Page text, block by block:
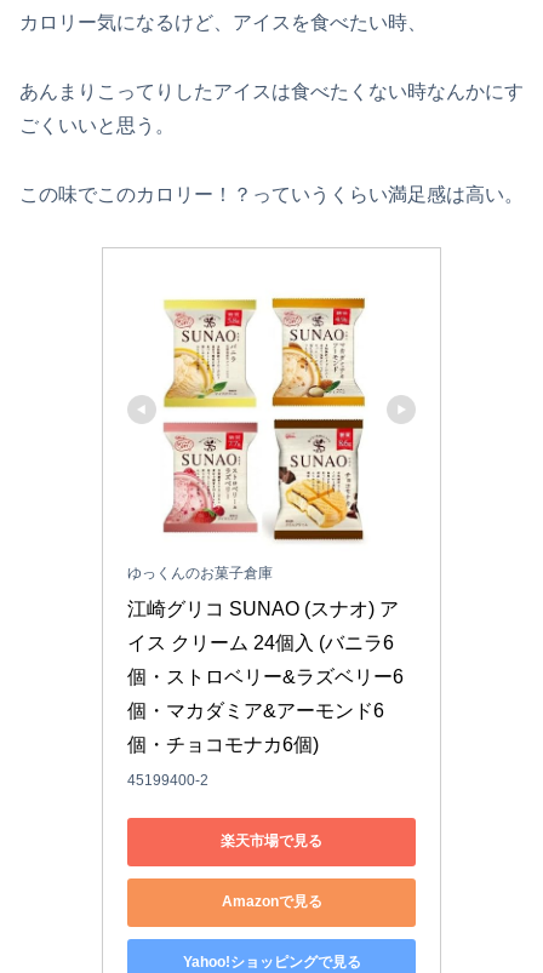
カロリー気になるけど、アイスを食べたい時、
あんまりこってりしたアイスは食べたくない時なんかにす
ごくいいと思う。
この味でこのカロリー！？っていうくらい満足感は高い。
ゆっくんのお菓子倉庫
江崎グリコ SUNAO (スナオ) ア
イス クリーム 24個入 (バニラ6
個・ストロベリー&ラズベリー6
個・マカダミア&アーモンド6
個・チョコモナカ6個)
45199400-2
楽天市場で見る
Amazonで見る
Yahoo!ショッピングで見る